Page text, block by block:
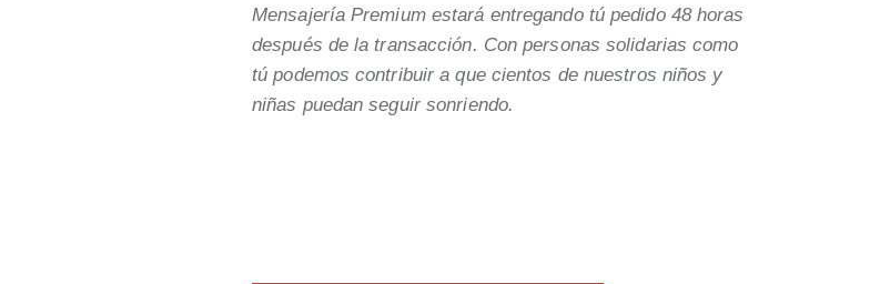
Mensajería Premium estará entregando tú pedido 48 horas
después de la transacción. Con personas solidarias como
tú podemos contribuir a que cientos de nuestros niños y
niñas puedan seguir sonriendo.